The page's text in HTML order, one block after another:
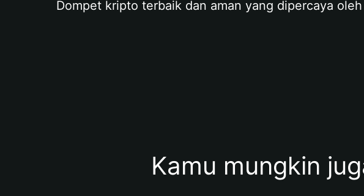
Dompet kripto terbaik dan aman yang dipercaya
Kamu mungkin